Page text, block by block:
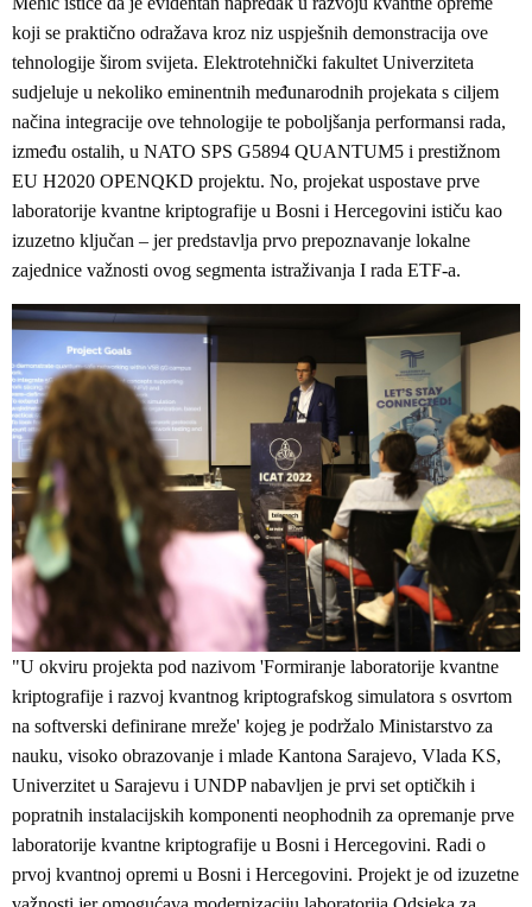
koji se praktično odražava kroz niz uspješnih demonstracija ove
tehnologije širom svijeta. Elektrotehnički fakultet Univerziteta
sudjeluje u nekoliko eminentnih međunarodnih projekata s ciljem
načina integracije ove tehnologije te poboljšanja performansi rada,
između ostalih, u NATO SPS G5894 QUANTUM5 i prestižnom
EU H2020 OPENQKD projektu. No, projekat uspostave prve
laboratorije kvantne kriptografije u Bosni i Hercegovini ističu kao
izuzetno ključan – jer predstavlja prvo prepoznavanje lokalne
zajednice važnosti ovog segmenta istraživanja I rada ETF-a.
"U okviru projekta pod nazivom 'Formiranje laboratorije kvantne
kriptografije i razvoj kvantnog kriptografskog simulatora s osvrtom
na softverski definirane mreže' kojeg je podržalo Ministarstvo za
nauku, visoko obrazovanje i mlade Kantona Sarajevo, Vlada KS,
Univerzitet u Sarajevu i UNDP nabavljen je prvi set optičkih i
popratnih instalacijskih komponenti neophodnih za opremanje prve
laboratorije kvantne kriptografije u Bosni i Hercegovini. Radi o
prvoj kvantnoj opremi u Bosni i Hercegovini. Projekt je od izuzetne